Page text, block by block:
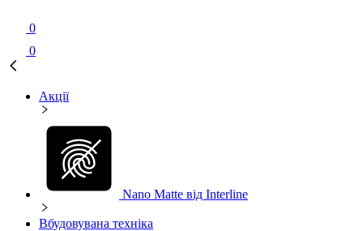
0
0
Акції
Nano Matte від Interline
Вбудовувана техніка